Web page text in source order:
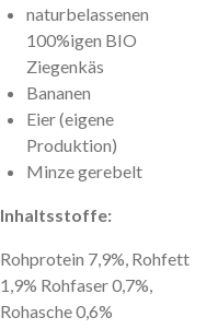
naturbelassenen
100%igen BIO
Ziegenkäs
Bananen
Eier (eigene
Produktion)
Minze gerebelt
Inhaltsstoffe:
Rohprotein 7,9%, Rohfett
1,9% Rohfaser 0,7%,
Rohasche 0,6%